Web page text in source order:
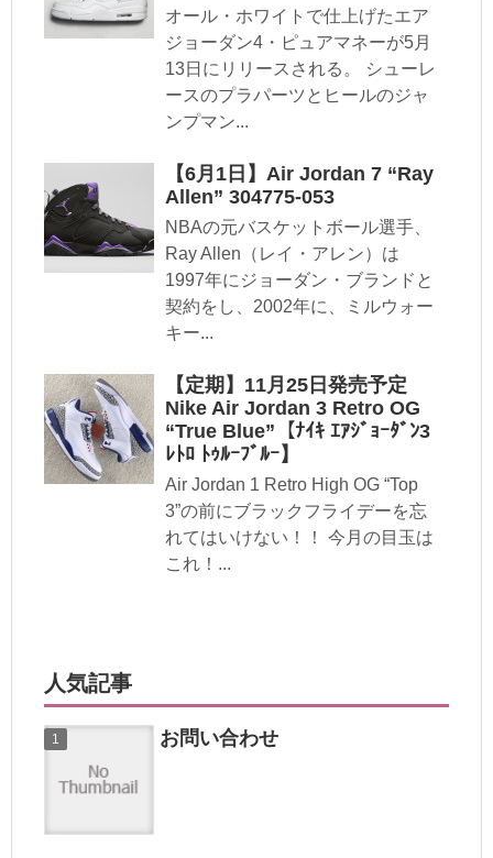
オール・ホワイトで仕上げたエア
ジョーダン4・ピュアマネーが5月
13日にリリースされる。 シューレ
ースのプラパーツとヒールのジャ
ンプマン...
【6月1日】Air Jordan 7 “Ray
Allen” 304775-053
NBAの元バスケットボール選手、
Ray Allen（レイ・アレン）は
1997年にジョーダン・ブランドと
契約をし、2002年に、ミルウォー
キー...
【定期】11月25日発売予定
Nike Air Jordan 3 Retro OG
“True Blue”【ﾅｲｷ ｴｱｼﾞｮｰﾀﾞﾝ3
ﾚﾄﾛ ﾄｩﾙｰﾌﾞﾙｰ】
Air Jordan 1 Retro High OG “Top
3”の前にブラックフライデーを忘
れてはいけない！！ 今月の目玉は
これ！...
人気記事
お問い合わせ